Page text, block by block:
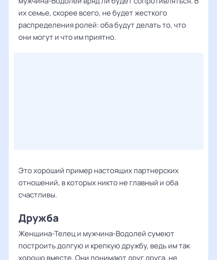
их семье, скорее всего, не будет жесткого
распределения ролей: оба будут делать то, что
они могут и что им приятно.
Это хороший пример настоящих партнерских
отношений, в которых никто не главный и оба
счастливы.
Дружба
Женщина-Телец и мужчина-Водолей сумеют
построить долгую и крепкую дружбу, ведь им так
хорошо вместе. Они понимают друг друга, не